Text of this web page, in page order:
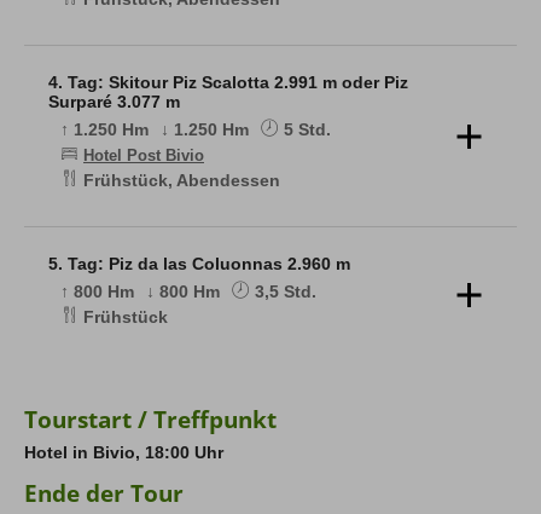
ins Val d'Agnel, wir folgen wir dem Tal Richtung
Norden. Auf halber Strecke zur Fuorcla d'Agnel geht
es links hoch zum Piz Campagnung. Jetzt erwartet uns
die lange Abfahrt hinunter durchs Val da Natons bis
Marmorera.
4. Tag: Skitour Piz Scalotta 2.991 m oder Piz
Surparé 3.077 m
↑ 1.250 Hm
↓ 1.250 Hm 5 Std.
Hotel Post Bivio
Frühstück, Abendessen
Verhältnissen entscheiden wir uns für den einen oder
anderen Gipfel. Die Tour ist etwas länger heute, aber
dafür werden wir wieder mit einer herrlichen Abfahrt
belohnt.
5. Tag: Piz da las Coluonnas 2.960 m
↑ 800 Hm
↓ 800 Hm
3,5 Std.
Frühstück
aus. Das ändert sich jedoch schnell im Laufe des
Aufstiegs. In einer großen Schleife erreichen wir den
höchsten Punkt und genießen die traumhafte Aussicht
Verabschiedung lassen wir uns noch die Bündner Torte
Tourstart / Treffpunkt
Hotel in Bivio, 18:00 Uhr
Ende der Tour